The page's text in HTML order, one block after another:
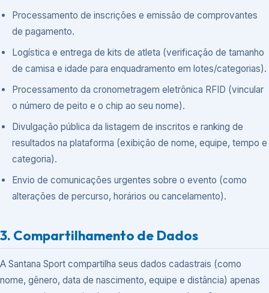
Processamento de inscrições e emissão de comprovantes
de pagamento.
Logística e entrega de kits de atleta (verificação de tamanho
de camisa e idade para enquadramento em lotes/categorias).
Processamento da cronometragem eletrônica RFID (vincular
o número de peito e o chip ao seu nome).
Divulgação pública da listagem de inscritos e ranking de
resultados na plataforma (exibição de nome, equipe, tempo e
categoria).
Envio de comunicações urgentes sobre o evento (como
alterações de percurso, horários ou cancelamento).
3. Compartilhamento de Dados
A Santana Sport compartilha seus dados cadastrais (como
nome, gênero, data de nascimento, equipe e distância) apenas